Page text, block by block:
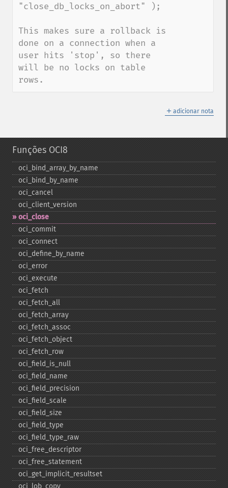
"close_db_locks_on_abort" );
This makes sure a rollback is
done on a connection when a
user hits 'stop', so there
will be no locks on table
rows.
＋ adicionar nota
Funções OCI8
oci_​bind_​array_​by_​name
oci_​bind_​by_​name
oci_​cancel
oci_​client_​version
oci_​close
oci_​commit
oci_​connect
oci_​define_​by_​name
oci_​error
oci_​execute
oci_​fetch
oci_​fetch_​all
oci_​fetch_​array
oci_​fetch_​assoc
oci_​fetch_​object
oci_​fetch_​row
oci_​field_​is_​null
oci_​field_​name
oci_​field_​precision
oci_​field_​scale
oci_​field_​size
oci_​field_​type
oci_​field_​type_​raw
oci_​free_​descriptor
oci_​free_​statement
oci_​get_​implicit_​resultset
oci_​lob_​copy